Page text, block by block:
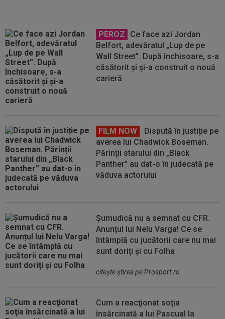
PEROZ
Ce face azi Jordan
Belfort, adevăratul „Lup de pe
Wall Street”. După închisoare, s-a
căsătorit și și-a construit o nouă
carieră
FILM NOW
Dispută în justiție pe
averea lui Chadwick Boseman.
Părinții starului din „Black
Panther” au dat-o în judecată pe
văduva actorului
Șumudică nu a semnat cu CFR.
Anunțul lui Nelu Varga! Ce se
întâmplă cu jucătorii care nu mai
sunt doriți și cu Folha
citeşte ştirea pe Prosport.ro
Cum a reacţionat soţia
însărcinată a lui Pascual la